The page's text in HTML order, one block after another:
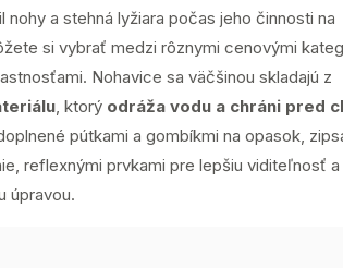
nohy a stehná lyžiara počas jeho činnosti na
si vybrať medzi rôznymi cenovými
Nohavice sa väčšinou skladajú z
, ktorý odráža vodu a chráni pred
pútkami a gombíkmi na opasok,
reflexnými prvkami pre lepšiu viditeľnosť a
úpravou.